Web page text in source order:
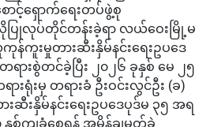
ရှောက်ရေးတပ်ဖွဲ့စု
ပြုလုပ်တိုင်တန်းခဲ့ရာ လယ်ဝေးမြို့မ
န်ကူးမှုတားဆီးနှိမ်နင်းရေးဥပဒေ
ရားစွဲတင်ခဲ့ပြီး ၂၀၂၆ ခုနှစ် မေ ၂၅
ရုံးမှ တရားခံ ဦးဝင်းလွင်ဦး (ခ)
းနှိမ်နင်းရေးဥပဒေပုဒ်မ ၃၅ အရ
စ်ကျခံစေရန် အမိန့်ချမှတ်ခဲ့